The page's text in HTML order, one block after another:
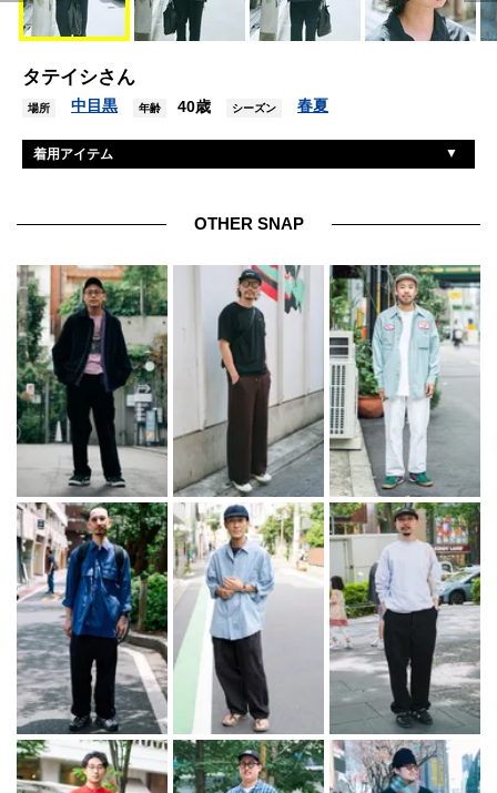
タテイシさん
場所 中目黒 年齢 40歳 シーズン 春夏
着用アイテム
眼鏡 レスカルネティエ
バッグ ナイスネス
バングル イーラ
リング トムウッド
リング2 タイラ
OTHER SNAP